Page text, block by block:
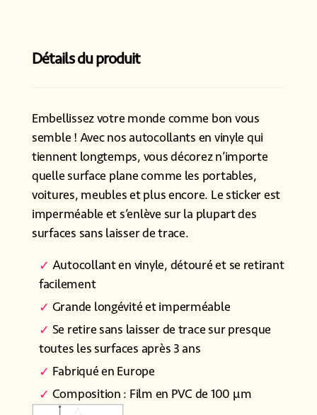
Détails du produit
Embellissez votre monde comme bon vous
semble ! Avec nos autocollants en vinyle qui
tiennent longtemps, vous décorez n’importe
quelle surface plane comme les portables,
voitures, meubles et plus encore. Le sticker est
imperméable et s’enlève sur la plupart des
surfaces sans laisser de trace.
Autocollant en vinyle, détouré et se retirant
facilement
Grande longévité et imperméable
Se retire sans laisser de trace sur presque
toutes les surfaces après 3 ans
Fabriqué en Europe
Composition : Film en PVC de 100 µm